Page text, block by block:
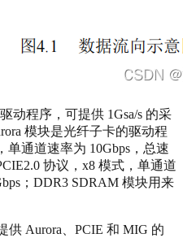
动程序，可提供 1Gsa/s 的采
模块是光纤子卡的驱动程
单通道速率为 10Gbps，总速
协议，x8 模式，单通道
；DDR3 SDRAM 模块用来
供 Aurora、PCIE 和 MIG 的